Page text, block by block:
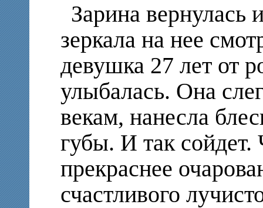
Зарина вернулась
зеркала на нее
девушка 27 лет от
улыбалась. Она
векам, нанесла
губы. И так
прекраснее
счастливого